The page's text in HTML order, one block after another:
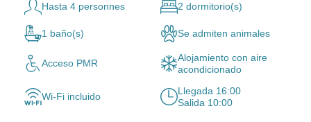
Hasta 4 personnes 2 dormitorio(s)
1 baño(s) Se admiten animales
Acceso PMR
Alojamiento con aire
acondicionado
Wi-Fi incluido
Llegada 16:00
Salida 10:00